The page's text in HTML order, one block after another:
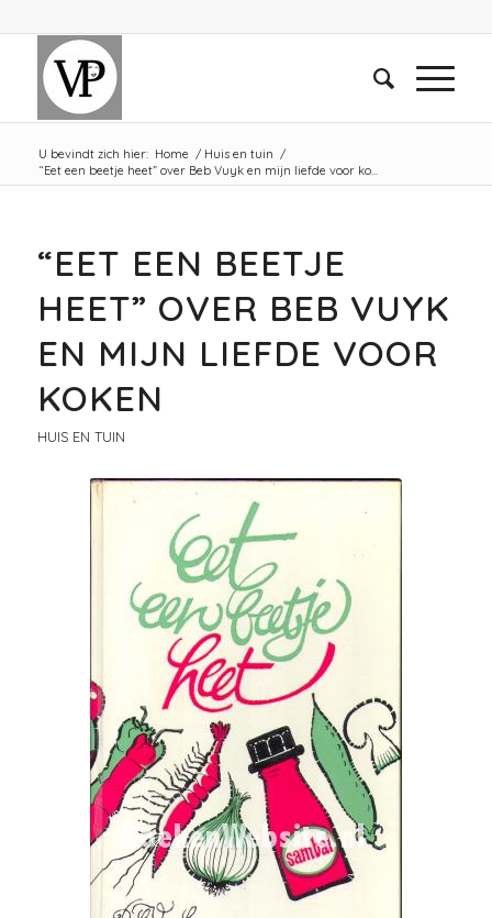
U bevindt zich hier: Home / Huis en tuin /
“Eet een beetje heet” over Beb Vuyk en mijn liefde voor ko...
“EET EEN BEETJE
HEET” OVER BEB VUYK
EN MIJN LIEFDE VOOR
KOKEN
HUIS EN TUIN